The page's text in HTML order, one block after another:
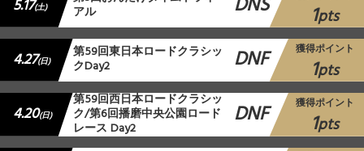
5.17(土) アル 1pts
4.27(日) 第59回東日本ロードクラシッ
クDay2 DNF 獲得ポイント
1pts
4.20(日)
第59回西日本ロードクラシッ
ク/第6回播磨中央公園ロード
レース Day2 DNF 獲得ポイント
1pts